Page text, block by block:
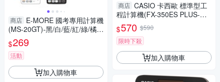
商店 E-MORE 國考專用計算機
(MS-20GT)-黑/白/藍/紅/綠/橘/
黃/紫
$269
活動
加入購物車
商店 CASIO 卡西歐 標準型工
程計算機(FX-350ES PLUS-W-
DTW)
$570 $590
限時下殺
加入購物車